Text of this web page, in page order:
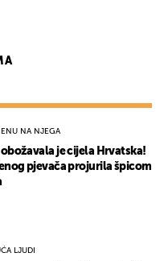
NA NJEGA
je cijela Hrvatska!
pjevača projurila špicom
LJUDI